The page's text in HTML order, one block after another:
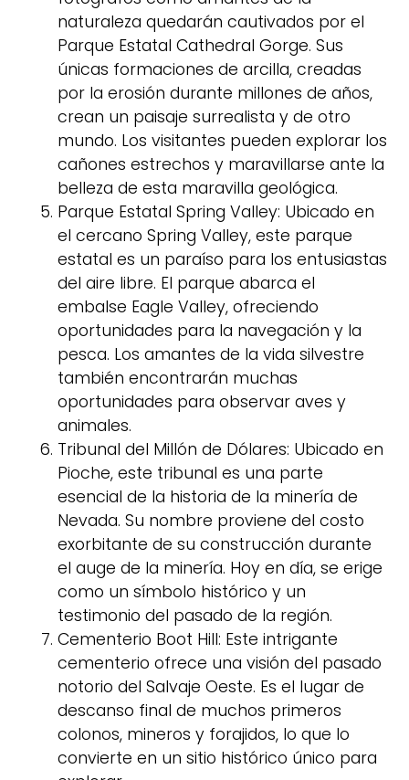
naturaleza quedarán cautivados por el
Parque Estatal Cathedral Gorge. Sus
únicas formaciones de arcilla, creadas
por la erosión durante millones de años,
crean un paisaje surrealista y de otro
mundo. Los visitantes pueden explorar los
cañones estrechos y maravillarse ante la
belleza de esta maravilla geológica.
Parque Estatal Spring Valley: Ubicado en
el cercano Spring Valley, este parque
estatal es un paraíso para los entusiastas
del aire libre. El parque abarca el
embalse Eagle Valley, ofreciendo
oportunidades para la navegación y la
pesca. Los amantes de la vida silvestre
también encontrarán muchas
oportunidades para observar aves y
animales.
Tribunal del Millón de Dólares: Ubicado en
Pioche, este tribunal es una parte
esencial de la historia de la minería de
Nevada. Su nombre proviene del costo
exorbitante de su construcción durante
el auge de la minería. Hoy en día, se erige
como un símbolo histórico y un
testimonio del pasado de la región.
Cementerio Boot Hill: Este intrigante
cementerio ofrece una visión del pasado
notorio del Salvaje Oeste. Es el lugar de
descanso final de muchos primeros
colonos, mineros y forajidos, lo que lo
convierte en un sitio histórico único para